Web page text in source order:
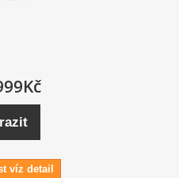
víz detail